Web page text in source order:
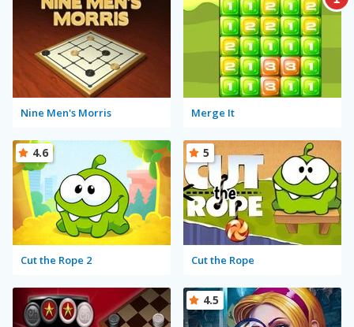
Nine Men's Morris Merge It
Cut the Rope 2
4.6
Cut the Rope
5
4.5